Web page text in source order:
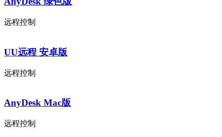
远程控制
UU远程 安卓版
远程控制
AnyDesk Mac版
远程控制